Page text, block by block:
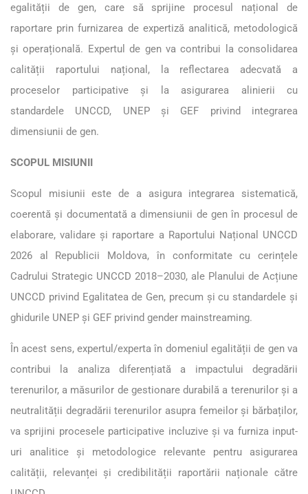
egalității de gen, care să sprijine procesul național de
raportare prin furnizarea de expertiză analitică, metodologică
și operațională. Expertul de gen va contribui la consolidarea
calității raportului național, la reflectarea adecvată a
proceselor participative și la asigurarea alinierii cu
standardele UNCCD, UNEP și GEF privind integrarea
dimensiunii de gen.
SCOPUL MISIUNII
Scopul misiunii este de a asigura integrarea sistematică,
coerentă și documentată a dimensiunii de gen în procesul de
elaborare, validare și raportare a Raportului Național UNCCD
2026 al Republicii Moldova, în conformitate cu cerințele
Cadrului Strategic UNCCD 2018–2030, ale Planului de Acțiune
UNCCD privind Egalitatea de Gen, precum și cu standardele și
ghidurile UNEP și GEF privind gender mainstreaming.
În acest sens, expertul/experta în domeniul egalității de gen va
contribui la analiza diferențiată a impactului degradării
terenurilor, a măsurilor de gestionare durabilă a terenurilor și a
neutralității degradării terenurilor asupra femeilor și bărbaților,
va sprijini procesele participative incluzive și va furniza input-
uri analitice și metodologice relevante pentru asigurarea
calității, relevanței și credibilității raportării naționale către